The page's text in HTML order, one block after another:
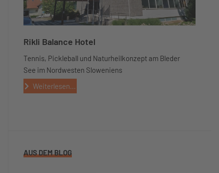
Rikli Balance Hotel
Tennis, Pickleball und Naturheilkonzept am Bleder
See im Nordwesten Sloweniens
Weiterlesen...
AUS DEM BLOG